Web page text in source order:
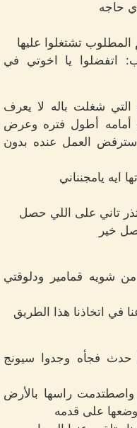
حاجه
المطلوب تشتغلوا عليها
اتفضلوا يا اخوتي في
شغلت باله لا يعرف
أمامه أطول فتره وعرض
سترفض العمل عنده بدون
ايه يامجنناني
تاني على اللي حصل
خير
شويه قمامير ودلوقتي
في اتخاذنا هذا الطريق
حدث فجأه وجدوا سيونج
راسها بالأرض
على قدمه